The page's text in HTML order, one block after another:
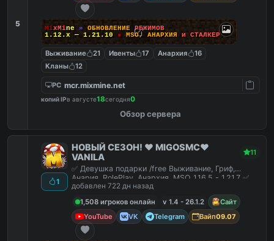
5 MixMine » ОБНОВЛЕНИЕ РЕЖИМОВ
1.12.x — 1.21.10
● MSO, АНАРХИЯ и СТАЛКЕР
Выживание 21 Ивенты 17 Анархия
16
Кланы
12
PC mcr.mixmine.net
копий IPв августе18сегодня0
Обзор сервера
1
НОВЫЙ СЕЗОН! ❤️ MIGOSMC❤️
VANILA
11
✅ Девушка подарки /free Выживание, Гриф,
Анария, RolePlay, Анархия, MSO 1.16.5 - 1.21.7 ✅
добавлен 722 дн назад
1,508 игроков онлайн
v 1.4 - 26.1.2
Сайт
YouTube
VK Telegram Вайп09.07